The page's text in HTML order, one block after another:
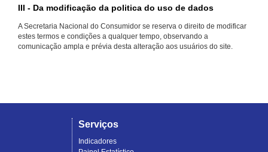
III - Da modificação da politica do uso de dados
A Secretaria Nacional do Consumidor se reserva o direito de modificar
estes termos e condições a qualquer tempo, observando a
comunicação ampla e prévia desta alteração aos usuários do site.
Serviços
Indicadores